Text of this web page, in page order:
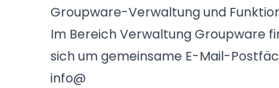
Groupware-Verwaltung und
Im Bereich Verwaltung Groupware
sich um gemeinsame E-Mail-
info@